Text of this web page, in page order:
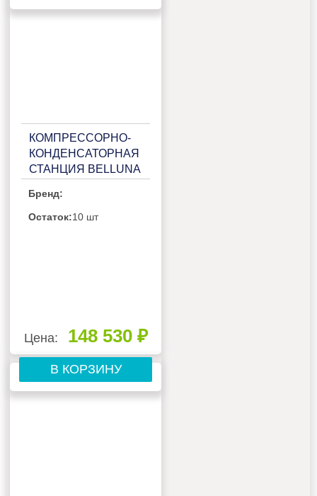
КОМПРЕССОРНО-
КОНДЕНСАТОРНАЯ
СТАНЦИЯ BELLUNA
ПОТРЕБИТЕЛЯ,
БЕЗ РЕСИВЕРА С
Бренд:
Остаток:10 шт
Цена: 148 530 ₽
В КОРЗИНУ